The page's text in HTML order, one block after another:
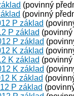
(povinný
(povinný
P základ
P základ
P základ
K základ
K základ
K základ
K základ
P základ